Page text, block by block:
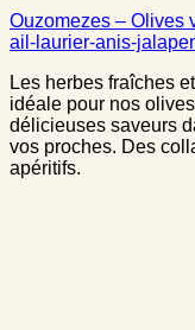
Ouzomezes – Olives
ail-laurier-anis-
Les herbes fraîches
idéale pour nos
délicieuses saveurs
vos proches. Des
apéritifs.